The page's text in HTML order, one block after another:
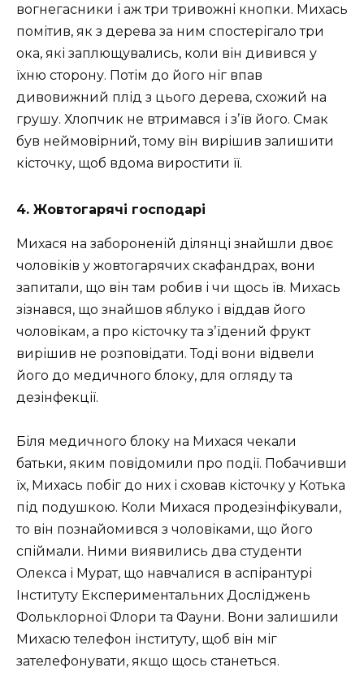
вогнегасники і аж три тривожні кнопки. Михась
помітив, як з дерева за ним спостерігало три
ока, які заплющувались, коли він дивився у
їхню сторону. Потім до його ніг впав
дивовижний плід з цього дерева, схожий на
грушу. Хлопчик не втримався і зʼїв його. Смак
був неймовірний, тому він вирішив залишити
кісточку, щоб вдома виростити її.
4. Жовтогарячі господарі
Михася на забороненій ділянці знайшли двоє
чоловіків у жовтогарячих скафандрах, вони
запитали, що він там робив і чи щось їв. Михась
зізнався, що знайшов яблуко і віддав його
чоловікам, а про кісточку та зʼїдений фрукт
вирішив не розповідати. Тоді вони відвели
його до медичного блоку, для огляду та
дезінфекції.
Біля медичного блоку на Михася чекали
батьки, яким повідомили про події. Побачивши
їх, Михась побіг до них і сховав кісточку у Котька
під подушкою. Коли Михася продезінфікували,
то він познайомився з чоловіками, що його
спіймали. Ними виявились два студенти
Олекса і Мурат, що навчалися в аспірантурі
Інституту Експериментальних Досліджень
Фольклорної Флори та Фауни. Вони залишили
Михасю телефон інституту, щоб він міг
зателефонувати, якщо щось станеться.